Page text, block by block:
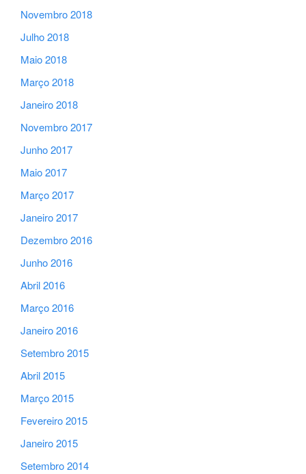
Novembro 2018
Julho 2018
Maio 2018
Março 2018
Janeiro 2018
Novembro 2017
Junho 2017
Maio 2017
Março 2017
Janeiro 2017
Dezembro 2016
Junho 2016
Abril 2016
Março 2016
Janeiro 2016
Setembro 2015
Abril 2015
Março 2015
Fevereiro 2015
Janeiro 2015
Setembro 2014